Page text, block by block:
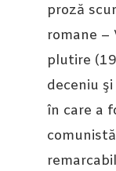
proză
romane –
plutire
deceniu
în care a